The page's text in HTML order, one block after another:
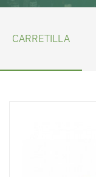
CARRETILLA